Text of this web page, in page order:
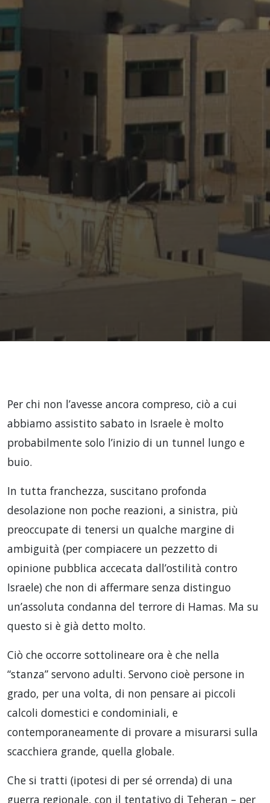
Per chi non l’avesse ancora compreso, ciò a cui
abbiamo assistito sabato in Israele è molto
probabilmente solo l’inizio di un tunnel lungo e
buio.
In tutta franchezza, suscitano profonda
desolazione non poche reazioni, a sinistra, più
preoccupate di tenersi un qualche margine di
ambiguità (per compiacere un pezzetto di
opinione pubblica accecata dall’ostilità contro
Israele) che non di affermare senza distinguo
un’assoluta condanna del terrore di Hamas. Ma su
questo si è già detto molto.
Ciò che occorre sottolineare ora è che nella
“stanza” servono adulti. Servono cioè persone in
grado, per una volta, di non pensare ai piccoli
calcoli domestici e condominiali, e
contemporaneamente di provare a misurarsi sulla
scacchiera grande, quella globale.
Che si tratti (ipotesi di per sé orrenda) di una
guerra regionale, con il tentativo di Teheran – per